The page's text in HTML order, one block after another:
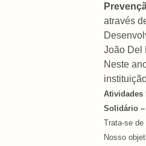
através
João Del
Neste
Atividades
Solidário –
Trata-se
Nosso